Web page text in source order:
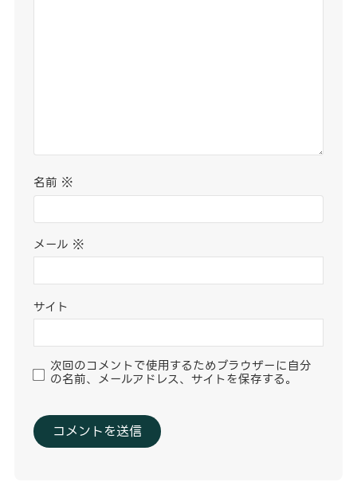
名前 ※
メール ※
サイト
次回のコメントで使用するためブラウザーに自分
の名前、メールアドレス、サイトを保存する。